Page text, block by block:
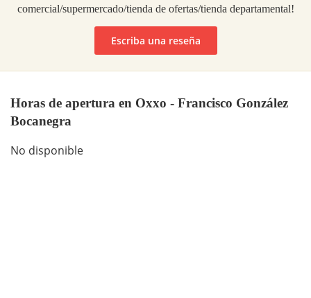
comercial/supermercado/tienda de ofertas/tienda departamental!
Escriba una reseña
Horas de apertura en Oxxo - Francisco González
Bocanegra
No disponible